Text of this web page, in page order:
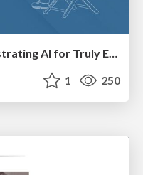
The Director’s Chair: Orchestrating AI for Truly Effective Learning
1 250